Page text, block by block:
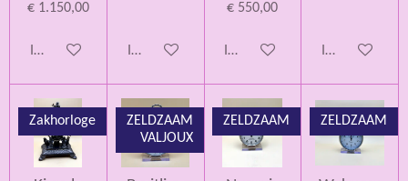
€ 1.150,00
In winkelwagen In winkelwagen
€ 550,00
In winkelwagen In
Zakhorloge
ZELDZAAM
VALJOUX
ZELDZAAM ZELDZAAM